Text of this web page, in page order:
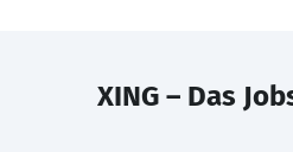
XING – Das